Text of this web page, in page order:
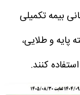
بیمه تکمیلی
پایه و طلایی،
کنند.